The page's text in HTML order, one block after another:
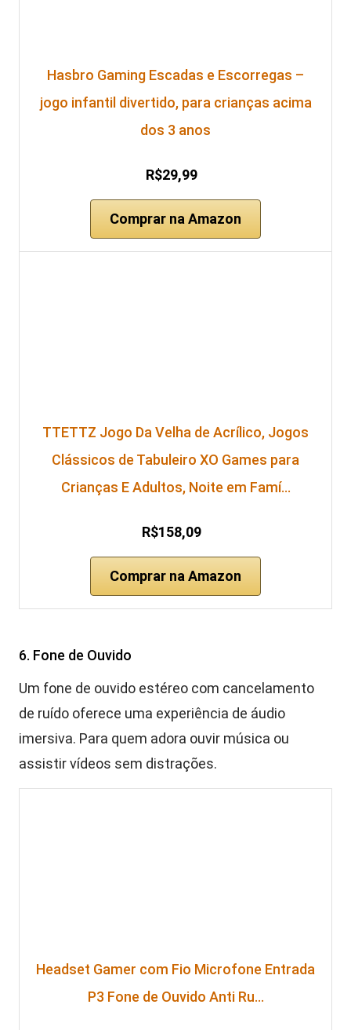
Hasbro Gaming Escadas e Escorregas –
jogo infantil divertido, para crianças acima
dos 3 anos
R$29,99
Comprar na Amazon
TTETTZ Jogo Da Velha de Acrílico, Jogos
Clássicos de Tabuleiro XO Games para
Crianças E Adultos, Noite em Famí…
R$158,09
Comprar na Amazon
6. Fone de Ouvido
Um fone de ouvido estéreo com cancelamento
de ruído oferece uma experiência de áudio
imersiva. Para quem adora ouvir música ou
assistir vídeos sem distrações.
Headset Gamer com Fio Microfone Entrada
P3 Fone de Ouvido Anti Ru…